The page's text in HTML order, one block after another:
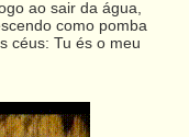
ao sair da água,
como pomba
céus: Tu és o meu